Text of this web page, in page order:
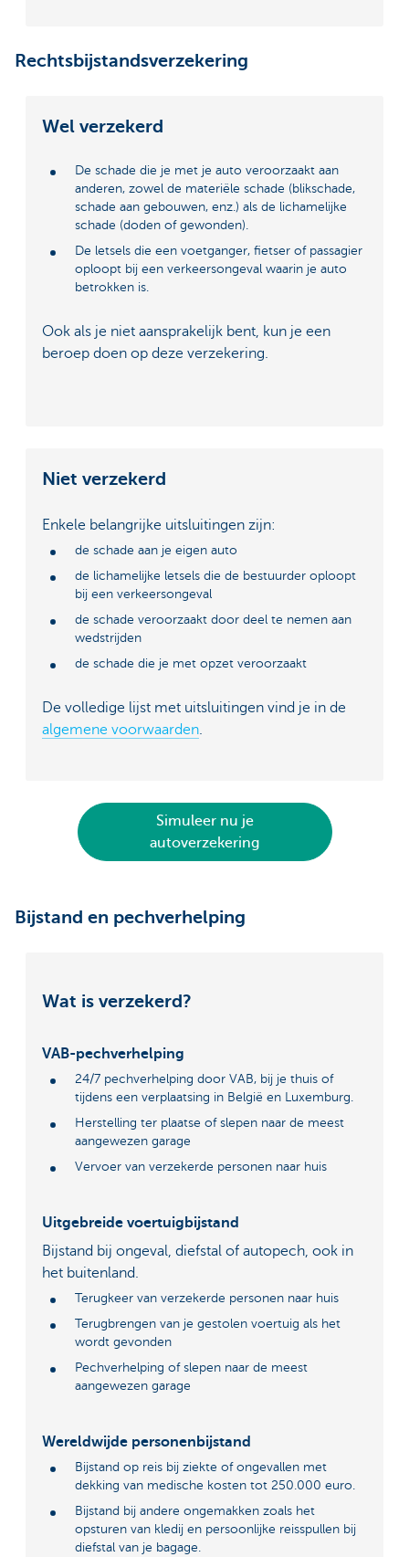
Rechtsbijstandsverzekering
Wel verzekerd
De schade die je met je auto veroorzaakt aan
anderen, zowel de materiële schade (blikschade,
schade aan gebouwen, enz.) als de lichamelijke
schade (doden of gewonden).
De letsels die een voetganger, fietser of passagier
oploopt bij een verkeersongeval waarin je auto
betrokken is.
Ook als je niet aansprakelijk bent, kun je een
beroep doen op deze verzekering.
Niet verzekerd
Enkele belangrijke uitsluitingen zijn:
de schade aan je eigen auto
de lichamelijke letsels die de bestuurder oploopt
bij een verkeersongeval
de schade veroorzaakt door deel te nemen aan
wedstrijden
de schade die je met opzet veroorzaakt
De volledige lijst met uitsluitingen vind je in de
algemene voorwaarden.
Simuleer nu je
autoverzekering
Bijstand en pechverhelping
Wat is verzekerd?
VAB-pechverhelping
24/7 pechverhelping door VAB, bij je thuis of
tijdens een verplaatsing in België en Luxemburg.
Herstelling ter plaatse of slepen naar de meest
aangewezen garage
Vervoer van verzekerde personen naar huis
Uitgebreide voertuigbijstand
Bijstand bij ongeval, diefstal of autopech, ook in
het buitenland.
Terugkeer van verzekerde personen naar huis
Terugbrengen van je gestolen voertuig als het
wordt gevonden
Pechverhelping of slepen naar de meest
aangewezen garage
Wereldwijde personenbijstand
Bijstand op reis bij ziekte of ongevallen met
dekking van medische kosten tot 250.000 euro.
Bijstand bij andere ongemakken zoals het
opsturen van kledij en persoonlijke reisspullen bij
diefstal van je bagage.